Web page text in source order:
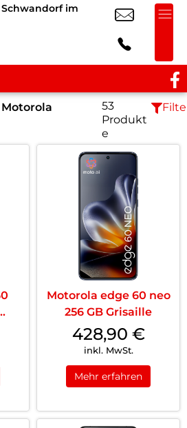
im
Motorola
53
Produkt
e
Motorola edge 60 neo
256 GB Grisaille
428,90 €
inkl. MwSt.
Mehr erfahren